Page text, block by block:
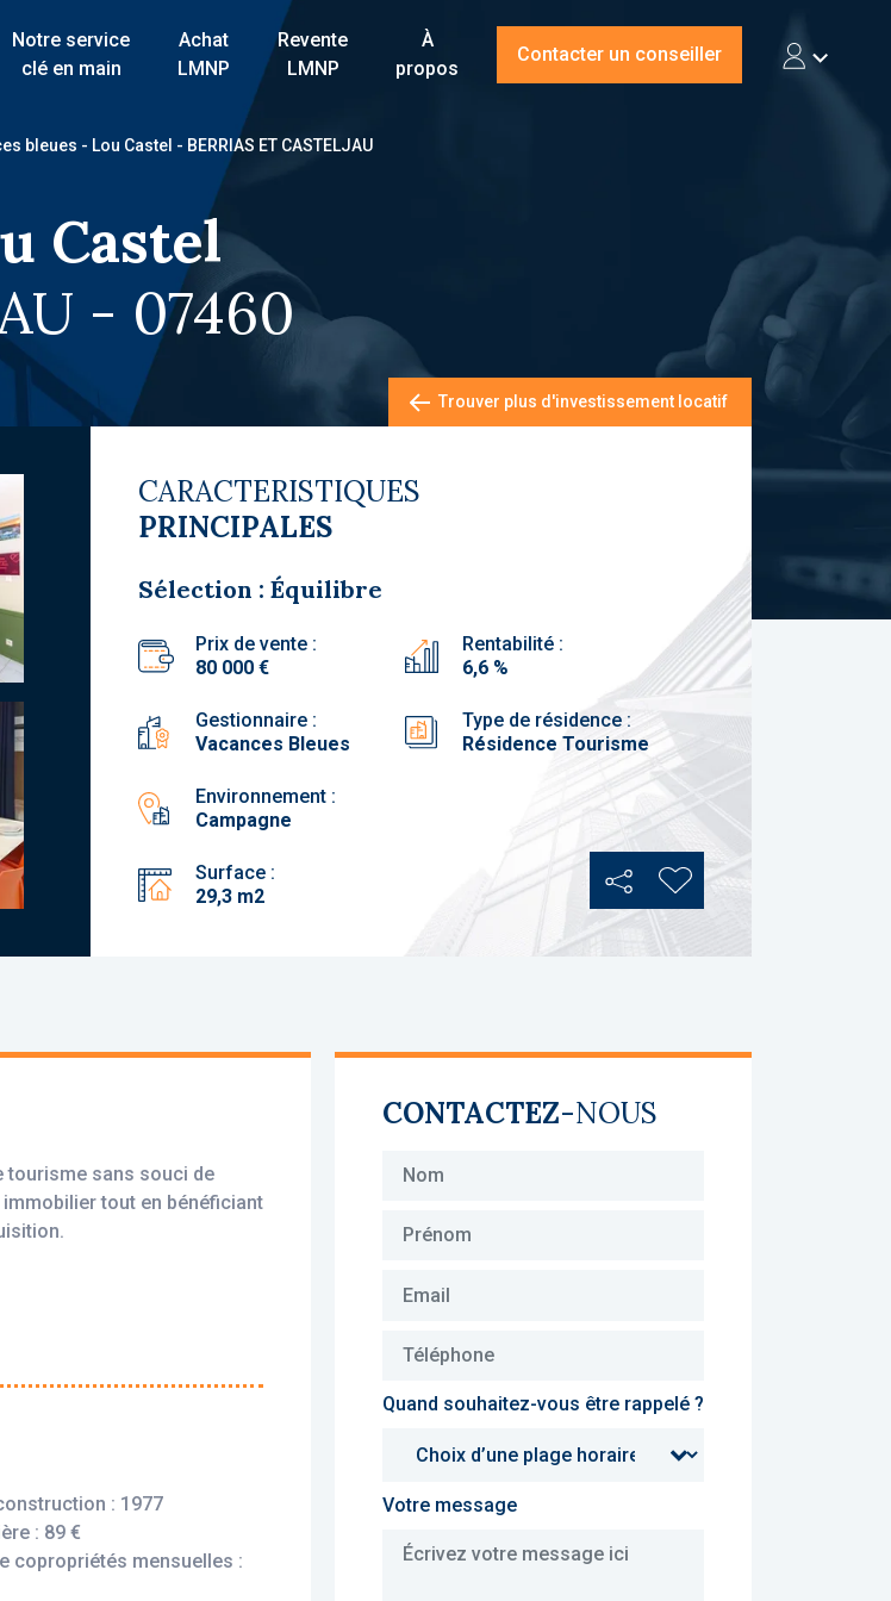
Notre service
clé en main
Achat
LMNP
Revente
LMNP
À
propos
Contacter un conseiller
bleues - Lou Castel - BERRIAS ET CASTELJAU
Castel
- 07460
Trouver plus d'investissement locatif
CARACTERISTIQUES
PRINCIPALES
Sélection : Équilibre
Prix de vente :
80 000 €
Gestionnaire :
Vacances Bleues
Environnement :
Campagne
Surface :
29,3 m2
Rentabilité :
6,6 %
Type de résidence :
Résidence Tourisme
PartagerAjouter aux favoris
tourisme sans souci de
tout en bénéficiant
professionnel
le versement des
optimisé et pratique
: 1977
: 89 €
copropriétés mensuelles :
CONTACTEZ-NOUS
Quand souhaitez-vous être rappelé ?
Votre message